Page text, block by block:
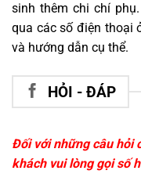
sinh thêm chi chí
qua các số điện thoại
và hướng dẫn cụ thể.
HỎI - ĐÁP
Đối với những câu hỏi
khách vui lòng gọi số